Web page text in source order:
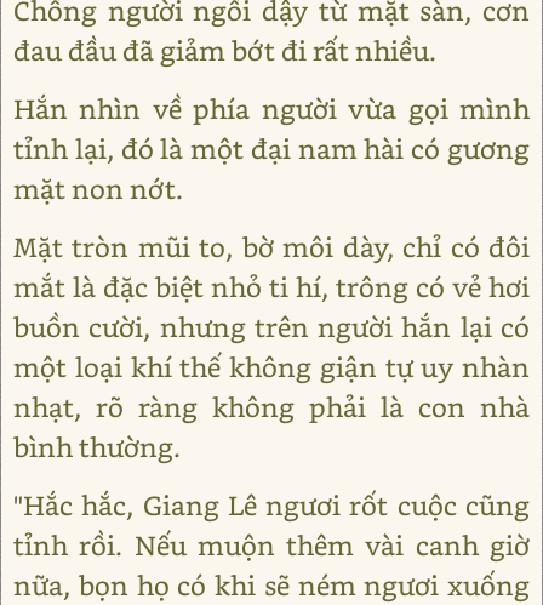
Chống người ngồi dậy từ mặt sàn, cơn
đau đầu đã giảm bớt đi rất nhiều.
Hắn nhìn về phía người vừa gọi mình
tỉnh lại, đó là một đại nam hài có gương
mặt non nớt.
Mặt tròn mũi to, bờ môi dày, chỉ có đôi
mắt là đặc biệt nhỏ ti hí, trông có vẻ hơi
buồn cười, nhưng trên người hắn lại có
một loại khí thế không giận tự uy nhàn
nhạt, rõ ràng không phải là con nhà
bình thường.
"Hắc hắc, Giang Lê ngươi rốt cuộc cũng
tỉnh rồi. Nếu muộn thêm vài canh giờ
nữa, bọn họ có khi sẽ ném ngươi xuống